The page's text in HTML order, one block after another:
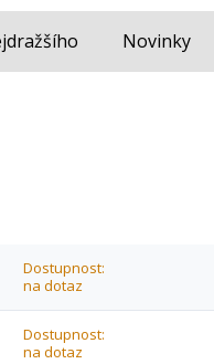
Novinky
Dostupnost:
na dotaz
Dostupnost:
na dotaz